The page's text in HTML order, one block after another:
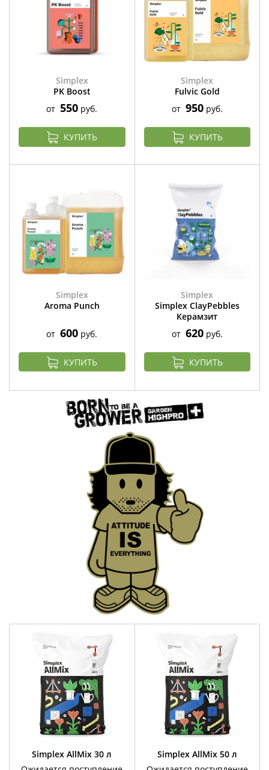
Simplex
PK Boost
от550 руб.
КУПИТЬ
Simplex
Fulvic Gold
от 950руб.
КУПИТЬ
Simplex
Aroma Punch
от600 руб.
КУПИТЬ
Simplex
Simplex ClayPebbles
Керамзит
от 620руб.
КУПИТЬ
Simplex AllMix 30 л
Simplex AllMix 50 л